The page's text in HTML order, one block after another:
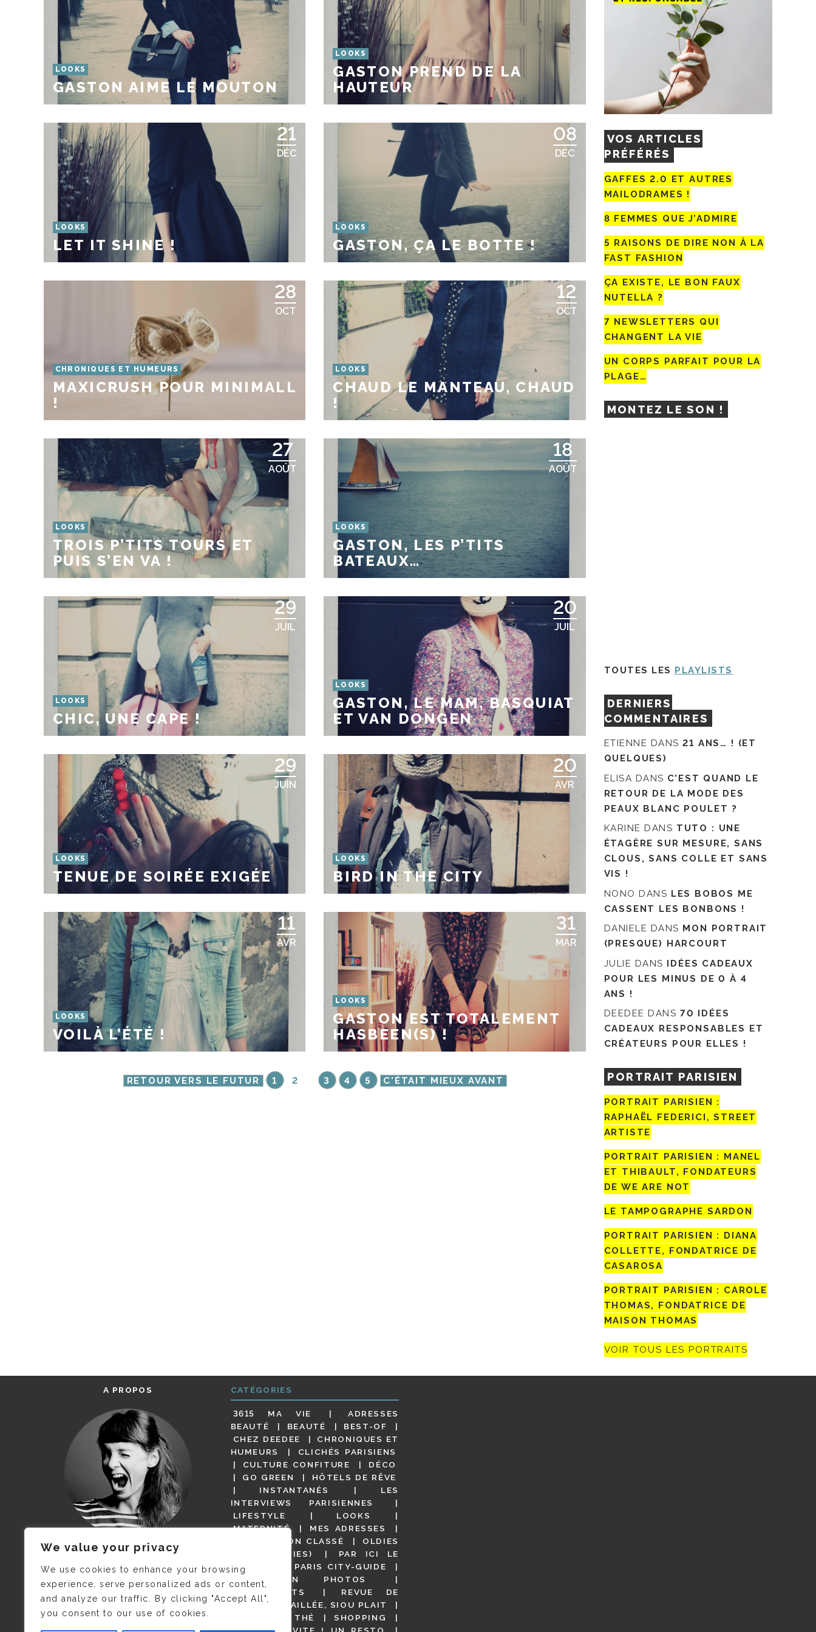
We value your privacy
We use cookies to enhance your browsing
experience, serve personalized ads or content,
and analyze our traffic. By clicking "Accept All",
you consent to our use of cookies.
LOOKS
GASTON AIME LE MOUTON
LOOKS
GASTON PREND DE LA
HAUTEUR
21
DÉC
LOOKS
LET IT SHINE !
08
DÉC
LOOKS
GASTON, ÇA LE BOTTE !
28
OCT
CHRONIQUES ET HUMEURS
MAXICRUSH POUR MINIMALL
!
12
OCT
LOOKS
CHAUD LE MANTEAU, CHAUD
!
27
AOÛT
LOOKS
TROIS P’TITS TOURS ET
PUIS S’EN VA !
18
AOÛT
LOOKS
GASTON, LES P’TITS
BATEAUX…
29
JUIL
LOOKS
CHIC, UNE CAPE !
20
JUIL
LOOKS
GASTON, LE MAM, BASQUIAT
ET VAN DONGEN
29
JUIN
LOOKS
TENUE DE SOIRÉE EXIGÉE
20
AVR
LOOKS
BIRD IN THE CITY
11
AVR
LOOKS
VOILÀ L’ÉTÉ !
31
MAR
LOOKS
GASTON EST TOTALEMENT
HASBEEN(S) !
RETOUR VERS LE FUTUR 1 2 3 4 5 C'ÉTAIT MIEUX AVANT
VOS ARTICLES
PRÉFÉRÉS
GAFFES 2.0 ET AUTRES
MAILODRAMES !
8 FEMMES QUE J’ADMIRE
5 RAISONS DE DIRE NON À LA
FAST FASHION
ÇA EXISTE, LE BON FAUX
NUTELLA ?
7 NEWSLETTERS QUI
CHANGENT LA VIE
UN CORPS PARFAIT POUR LA
PLAGE…
MONTEZ LE SON !
TOUTES LES PLAYLISTS
DERNIERS
COMMENTAIRES
ETIENNE DANS21 ANS… ! (ET
QUELQUES)
ELISA DANS C’EST QUAND LE
RETOUR DE LA MODE DES
PEAUX BLANC POULET ?
KARINE DANS TUTO : UNE
ÉTAGÈRE SUR MESURE, SANS
CLOUS, SANS COLLE ET SANS
VIS !
NONO DANS LES BOBOS ME
CASSENT LES BONBONS !
DANIELE DANS MON PORTRAIT
(PRESQUE) HARCOURT
JULIE DANS IDÉES CADEAUX
POUR LES MINUS DE 0 À 4
ANS !
DEEDEE DANS 70 IDÉES
CADEAUX RESPONSABLES ET
CRÉATEURS POUR ELLES !
PORTRAIT PARISIEN
PORTRAIT PARISIEN :
RAPHAËL FEDERICI, STREET
ARTISTE
PORTRAIT PARISIEN : MANEL
ET THIBAULT, FONDATEURS
DE WE ARE NOT
LE TAMPOGRAPHE SARDON
PORTRAIT PARISIEN : DIANA
COLLETTE, FONDATRICE DE
CASAROSA
PORTRAIT PARISIEN : CAROLE
THOMAS, FONDATRICE DE
MAISON THOMAS
VOIR TOUS LES PORTRAITS
A PROPOS
JE M’APPELLE DELPHINE MAIS
C’EST ©CAMILLE COLLIN QUI A
PRIS CETTE PHOTO !
CATÉGORIES
3615 MA VIE
ADRESSES
BEAUTÉ
BEAUTÉ
BEST-OF
CHEZ DEEDEE
CHRONIQUES ET
HUMEURS
CLICHÉS PARISIENS
CULTURE CONFITURE
DÉCO
GO GREEN
HÔTELS DE RÊVE
INSTANTANÉS
LES
INTERVIEWS PARISIENNES
LIFESTYLE
LOOKS
MATERNITÉ
MES ADRESSES
NON CLASSÉ
OLDIES
(BUT GOODIES)
PAR ICI LE
MAGOT !
PARIS CITY-GUIDE
PARIS EN PHOTOS
RESTAURANTS
REVUE DE
PRESSE DÉTAILLÉE, SIOU PLAIT
SALONS DE THÉ
SHOPPING
VIDÉOS
VITE ! UN RESTO